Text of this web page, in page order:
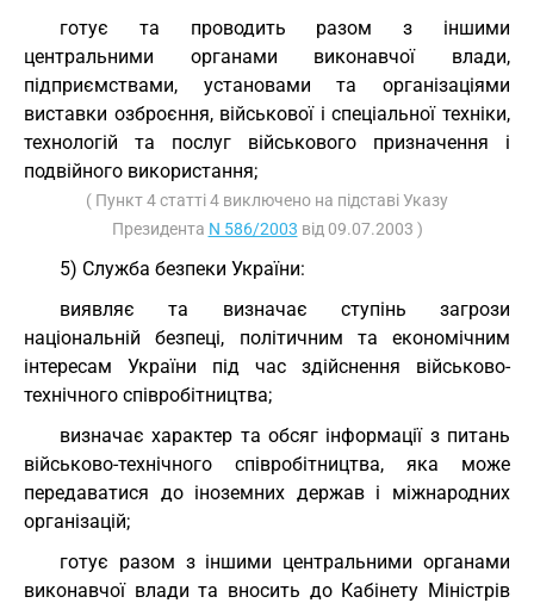
готує та проводить разом з іншими
центральними органами виконавчої влади,
підприємствами, установами та організаціями
виставки озброєння, військової і спеціальної техніки,
технологій та послуг військового призначення і
подвійного використання;
( Пункт 4 статті 4 виключено на підставі Указу
Президента N 586/2003 від 09.07.2003 )
5) Служба безпеки України:
виявляє та визначає ступінь загрози
національній безпеці, політичним та економічним
інтересам України під час здійснення військово-
технічного співробітництва;
визначає характер та обсяг інформації з питань
військово-технічного співробітництва, яка може
передаватися до іноземних держав і міжнародних
організацій;
готує разом з іншими центральними органами
виконавчої влади та вносить до Кабінету Міністрів